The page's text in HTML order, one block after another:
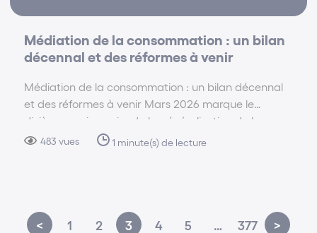
Médiation de la consommation : un bilan
décennal et des réformes à venir
Médiation de la consommation : un bilan décennal
et des réformes à venir Mars 2026 marque le
dixième anniversaire de la généralisation de la
médiation de la consommation en France. La
483 vues 1 minute(s) de lecture
< 1 2 3 4 5 … 377 >